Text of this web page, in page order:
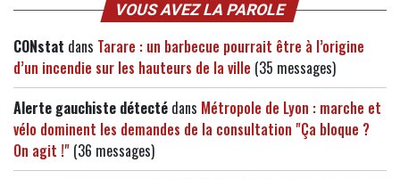
VOUS AVEZ LA PAROLE
CONstat dans Tarare : un barbecue pourrait être à l’origine
d’un incendie sur les hauteurs de la ville (35 messages)
Alerte gauchiste détecté dans Métropole de Lyon : marche et
vélo dominent les demandes de la consultation "Ça bloque ?
On agit !" (36 messages)